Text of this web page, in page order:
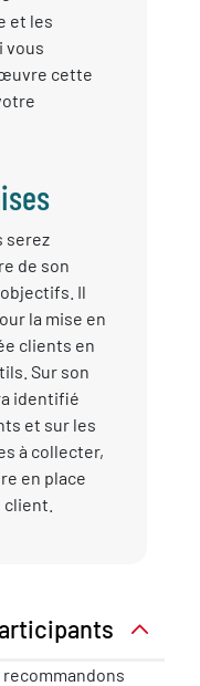
et les
vous
cette
serez
de son
Il
la mise en
clients en
Sur son
identifié
et sur les
à collecter,
en place